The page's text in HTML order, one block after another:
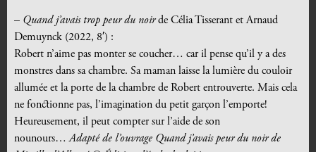
– Quand j’avais trop peur du noirde Célia Tisserant et Arnaud
Demuynck (2022, 8′) :
Robert n’aime pas monter se coucher… car il pense qu’il y a des
monstres dans sa chambre. Sa maman laisse la lumière du couloir
allumée et la porte de la chambre de Robert entrouverte. Mais cela
ne fonctionne pas, l’imagination du petit garçon l’emporte!
Heureusement, il peut compter sur l’aide de son
nounours…Adapté de l’ouvrage Quand j’avais peur du noir de